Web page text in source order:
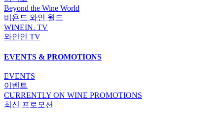
Beyond the Wine World
비욘드 와인 월드
WINEIN. TV
와인인 TV
EVENTS & PROMOTIONS
EVENTS
이벤트
CURRENTLY ON WINE PROMOTIONS
최신 프로모션